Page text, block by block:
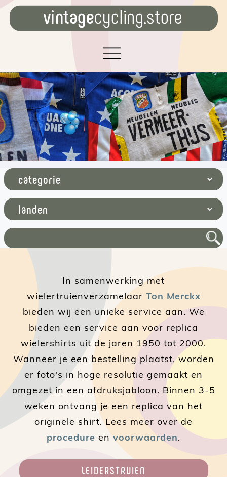
In samenwerking met
wielertruienverzamelaar Ton Merckx
bieden wij een unieke service aan. We
bieden een service aan voor replica
wielershirts uit de jaren 1950 tot 2000.
Wanneer je een bestelling plaatst, worden
er foto's in hoge resolutie gemaakt en
omgezet in een afdruksjabloon. Binnen 3-5
weken ontvang je een replica van het
originele shirt. Lees meer over de
procedure envoorwaarden.
LEIDERSTRUIEN